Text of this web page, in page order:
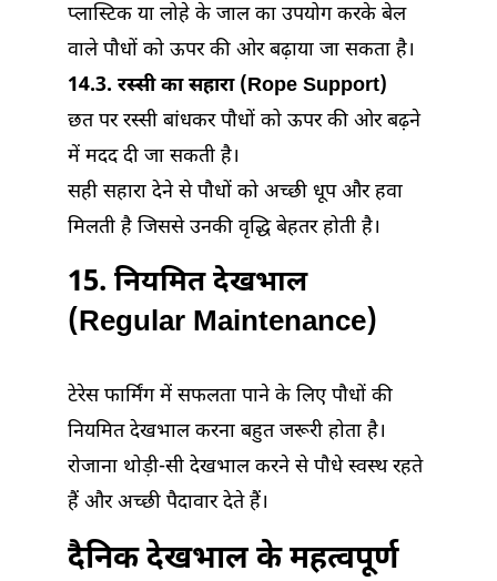
प्लास्टिक या लोहे के जाल का उपयोग करके बेल
वाले पौधों को ऊपर की ओर बढ़ाया जा सकता है।
14.3. रस्सी का सहारा (Rope Support)
छत पर रस्सी बांधकर पौधों को ऊपर की ओर बढ़ने
में मदद दी जा सकती है।
सही सहारा देने से पौधों को अच्छी धूप और हवा
मिलती है जिससे उनकी वृद्धि बेहतर होती है।
15. नियमित देखभाल
(Regular Maintenance)
टेरेस फार्मिंग में सफलता पाने के लिए पौधों की
नियमित देखभाल करना बहुत जरूरी होता है।
रोजाना थोड़ी-सी देखभाल करने से पौधे स्वस्थ रहते
हैं और अच्छी पैदावार देते हैं।
दैनिक देखभाल के महत्वपूर्ण